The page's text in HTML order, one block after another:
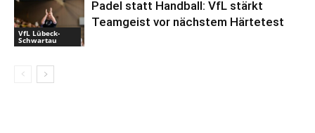
VfL Lübeck-
Schwartau
Padel statt Handball: VfL stärkt
Teamgeist vor nächstem Härtetest